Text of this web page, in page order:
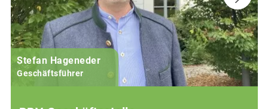
Stefan Hageneder
Geschäftsführer